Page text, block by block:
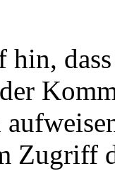
hin,
Zugriff